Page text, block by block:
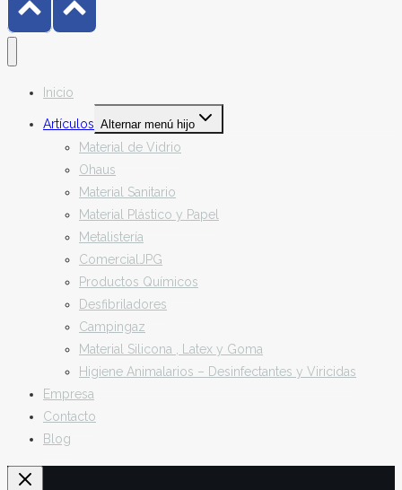
Inicio
Artículos Alternar menú hijo
Material de Vidrio
Ohaus
Material Sanitario
Material Plástico y Papel
Metalistería
ComercialJPG
Productos Químicos
Desfibriladores
Campingaz
Material Silicona , Latex y Goma
Higiene Animalarios – Desinfectantes y Viricidas
Empresa
Contacto
Blog